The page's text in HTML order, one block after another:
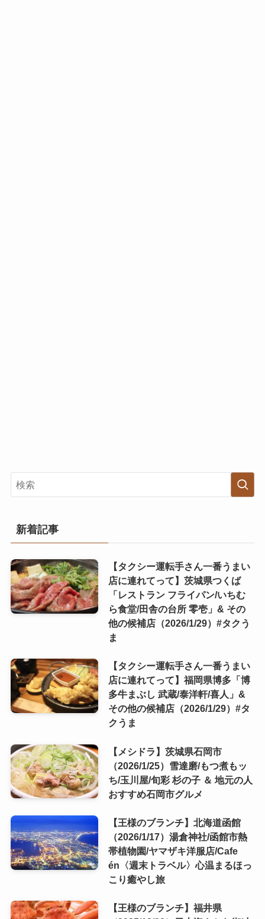
新着記事
【タクシー運転手さん一番うまい
店に連れてって】茨城県つくば
「レストラン フライパン/いちむ
ら食堂/田舎の台所 零壱」& その
他の候補店（2026/1/29）#タクう
ま
【タクシー運転手さん一番うまい
店に連れてって】福岡県博多「博
多牛まぶし 武蔵/泰洋軒/喜人」&
その他の候補店（2026/1/29）#タ
クうま
【メシドラ】茨城県石岡市
（2026/1/25）雪達磨/もつ煮もッ
ち/玉川屋/旬彩 杉の子 ＆ 地元の人
おすすめ石岡市グルメ
【王様のブランチ】北海道函館
（2026/1/17）湯倉神社/函館市熱
帯植物園/ヤマザキ洋服店/Cafe
én〈週末トラベル〉心温まるほっ
こり癒やし旅
【王様のブランチ】福井県